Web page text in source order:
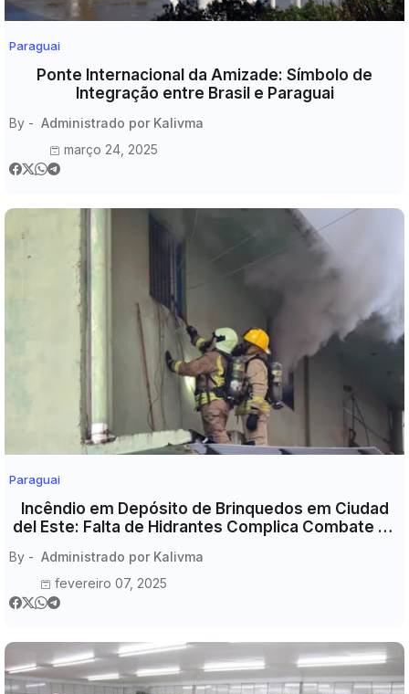
Paraguai
Ponte Internacional da Amizade: Símbolo de
Integração entre Brasil e Paraguai
By - Administrado por Kalivma
março 24, 2025
Paraguai
Incêndio em Depósito de Brinquedos em Ciudad
del Este: Falta de Hidrantes Complica Combate às
By - Administrado por Kalivma
fevereiro 07, 2025